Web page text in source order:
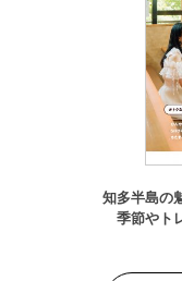
知多半島の
季節やト